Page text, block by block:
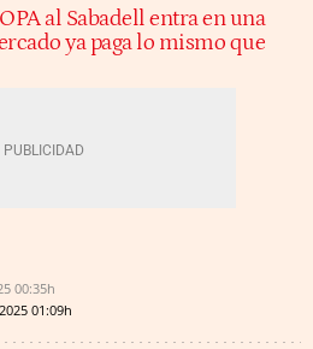
al Sabadell entra en una
ya paga lo mismo que
00:35h
01:09h